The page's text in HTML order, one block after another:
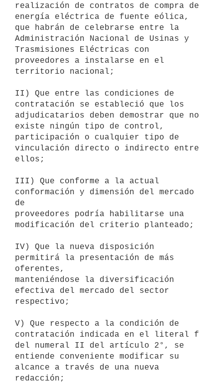
realización de contratos de compra de
energía eléctrica de fuente eólica,
que habrán de celebrarse entre la
Administración Nacional de Usinas y
Trasmisiones Eléctricas con
proveedores a instalarse en el
territorio nacional;
II) Que entre las condiciones de
contratación se estableció que los
adjudicatarios deben demostrar que no
existe ningún tipo de control,
participación o cualquier tipo de
vinculación directo o indirecto entre
ellos;
III) Que conforme a la actual
conformación y dimensión del mercado
de
proveedores podría habilitarse una
modificación del criterio planteado;
IV) Que la nueva disposición
permitirá la presentación de más
oferentes,
manteniéndose la diversificación
efectiva del mercado del sector
respectivo;
V) Que respecto a la condición de
contratación indicada en el literal f
del numeral II del artículo 2°, se
entiende conveniente modificar su
alcance a través de una nueva
redacción;